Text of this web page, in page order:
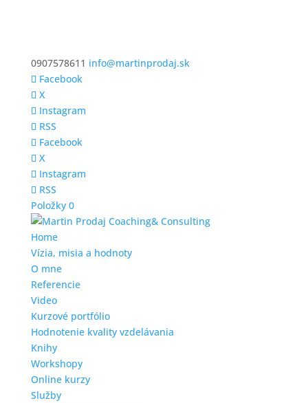
0907578611 info@martinprodaj.sk
Facebook
X
Instagram
RSS
Facebook
X
Instagram
RSS
Položky 0
Home
Vízia, misia a hodnoty
O mne
Referencie
Video
Kurzové portfólio
Hodnotenie kvality vzdelávania
Knihy
Workshopy
Online kurzy
Služby